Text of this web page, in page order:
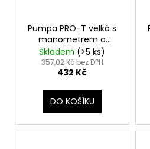
Pumpa PRO-T velká s
manometrem a
duální hlavou 42
Skladem (>5 ks)
357,02 Kč bez DPH
432 Kč
DO KOŠÍKU